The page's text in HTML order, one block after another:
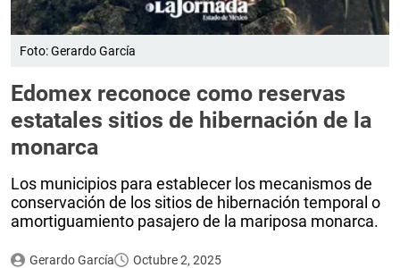
Foto: Gerardo García
Edomex reconoce como reservas
estatales sitios de hibernación de la
monarca
Los municipios para establecer los mecanismos de
conservación de los sitios de hibernación temporal o
amortiguamiento pasajero de la mariposa monarca.
Gerardo García Octubre 2, 2025